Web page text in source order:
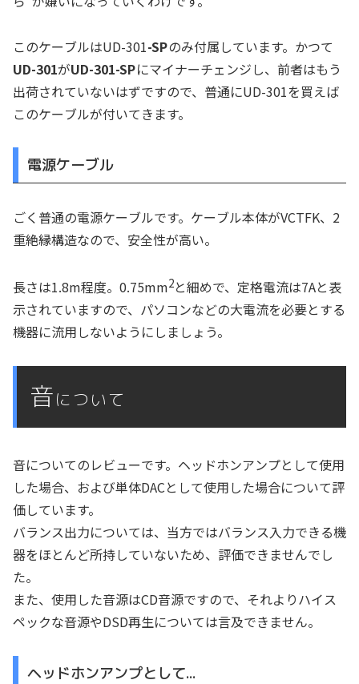
このケーブルはUD-301-SPのみ付属しています。かつて
UD-301がUD-301-SPにマイナーチェンジし、前者はもう
出荷されていないはずですので、普通にUD-301を買えば
このケーブルが付いてきます。
電源ケーブル
ごく普通の電源ケーブルです。ケーブル本体がVCTFK、2
重絶縁構造なので、安全性が高い。
長さは1.8m程度。0.75mm2と細めで、定格電流は7Aと表
示されていますので、パソコンなどの大電流を必要とする
機器に流用しないようにしましょう。
音 について
音についてのレビューです。ヘッドホンアンプとして使用
した場合、および単体DACとして使用した場合について評
価しています。
バランス出力については、当方ではバランス入力できる機
器をほとんど所持していないため、評価できませんでし
た。
また、使用した音源はCD音源ですので、それよりハイス
ペックな音源やDSD再生については言及できません。
ヘッドホンアンプとして…